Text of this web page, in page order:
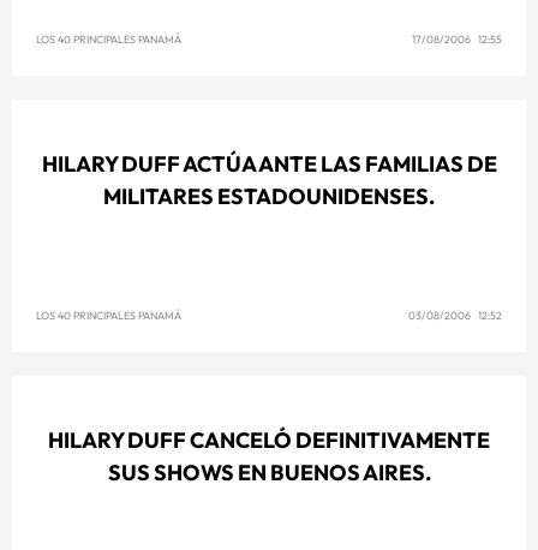
LOS 40 PRINCIPALES PANAMÁ 17/08/2006 12:55
HILARY DUFF ACTÚA ANTE LAS FAMILIAS DE
MILITARES ESTADOUNIDENSES.
LOS 40 PRINCIPALES PANAMÁ 03/08/2006 12:52
HILARY DUFF CANCELÓ DEFINITIVAMENTE
SUS SHOWS EN BUENOS AIRES.